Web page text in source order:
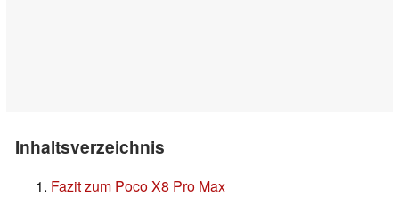
Inhaltsverzeichnis
Fazit zum Poco X8 Pro Max